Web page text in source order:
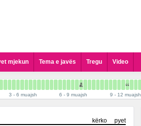
mjekun
Gjinekologun
Pediatrin
Tema e javës Tregu Video
3 - 6 muajsh 6 - 9 muajsh 9 - 12 muajsh
kërko pyet